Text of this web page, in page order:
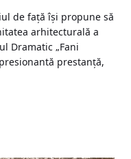
de față își propune să
arhitecturală a
Dramatic „Fani
prestanță,